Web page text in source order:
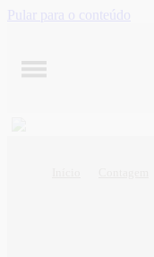
Pular para o conteúdo